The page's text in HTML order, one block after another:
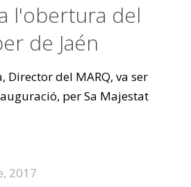
l'obertura del
de Jaén
Director del MARQ, va ser
per Sa Majestat
2017